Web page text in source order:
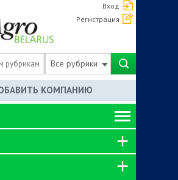
Вход
Регистрация
Все рубрики
КОМПАНИЮ